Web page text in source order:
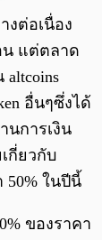
/ 0:00
งต่อเนื่อง
น แต่ตลาด
อื่นๆซึ่งได้
การเงิน
กี่ยวกับ
50% ในปีนี้
ของราคา